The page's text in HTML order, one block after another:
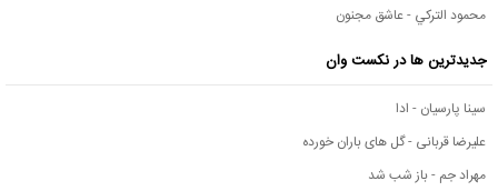
محمود التركي - عاشق مجنون
جدیدترین ها در نکست وان
سینا پارسیان - ادا
علیرضا قربانی - گل های باران خورده
مهراد جم - باز شب شد